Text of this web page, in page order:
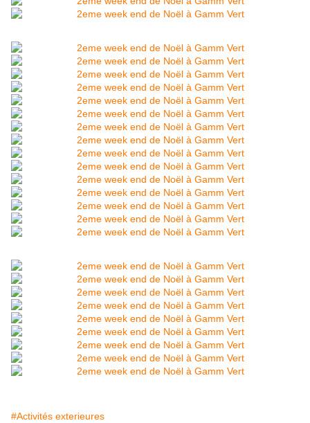
#Activités exterieures